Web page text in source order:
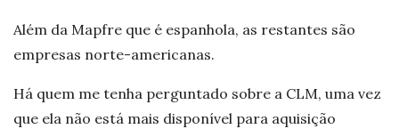
Além da Mapfre que é espanhola, as restantes são
empresas norte-americanas.
Há quem me tenha perguntado sobre a CLM, uma vez
que ela não está mais disponível para aquisição